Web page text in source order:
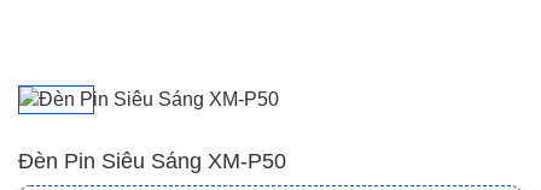
Đèn Pin Siêu Sáng XM-P50